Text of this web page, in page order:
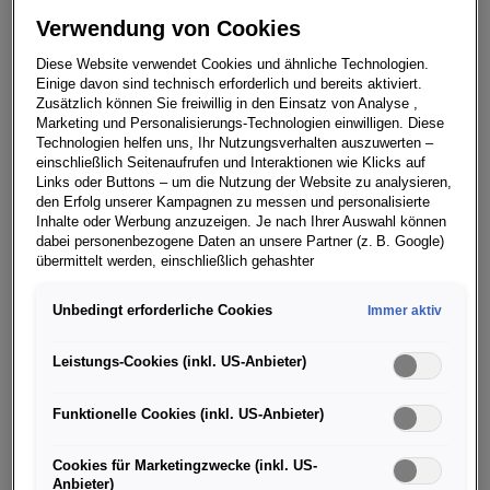
Digitale Weltpremiere im Porsche NewsTV
Sportwagen, Reiselimousine, Hybrid-Pionier – die
Vielseitigkeit und die einzigartige Symbiose der
Gegensätze macht den Porsche Panamera seit jeher
wird nun in ihrem Kern weiter geschärft.
August 2020, um 15:00 Uhr MESZ, online im eigenen
Vorstandsvorsitzenden Oliver Blume und Rennfahrer
Verwendung von Cookies
Diese Website verwendet Cookies und ähnliche Technologien.
Einige davon sind technisch erforderlich und bereits aktiviert.
Zusätzlich können Sie freiwillig in den Einsatz von Analyse ,
Marketing und Personalisierungs-Technologien einwilligen. Diese
Technologien helfen uns, Ihr Nutzungsverhalten auszuwerten –
einschließlich Seitenaufrufen und Interaktionen wie Klicks auf
Links oder Buttons – um die Nutzung der Website zu analysieren,
den Erfolg unserer Kampagnen zu messen und personalisierte
Inhalte oder Werbung anzuzeigen. Je nach Ihrer Auswahl können
dabei personenbezogene Daten an unsere Partner (z. B. Google)
übermittelt werden, einschließlich gehashter
Dienste der Google Ireland Ltd., die personenbezogene Daten an
die Google LLC in den USA weiterleiten kann. In den USA besteht
und eingeschränkte Rechtsschutzmöglichkeiten können nicht
von Standardvertragsklauseln der Europäischen Kommission.
Unbedingt erforderliche Cookies Immer aktiv
Leistungs-Cookies (inkl. US-Anbieter)
Funktionelle Cookies (inkl. US-Anbieter)
Cookies für Marketingzwecke (inkl. US-
Anbieter)